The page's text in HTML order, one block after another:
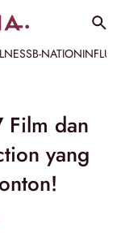
B-NATION
Film dan
yang